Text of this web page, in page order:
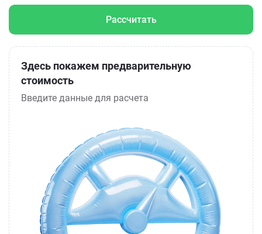
Рассчитать
Здесь покажем предварительную
стоимость
Введите данные для расчета